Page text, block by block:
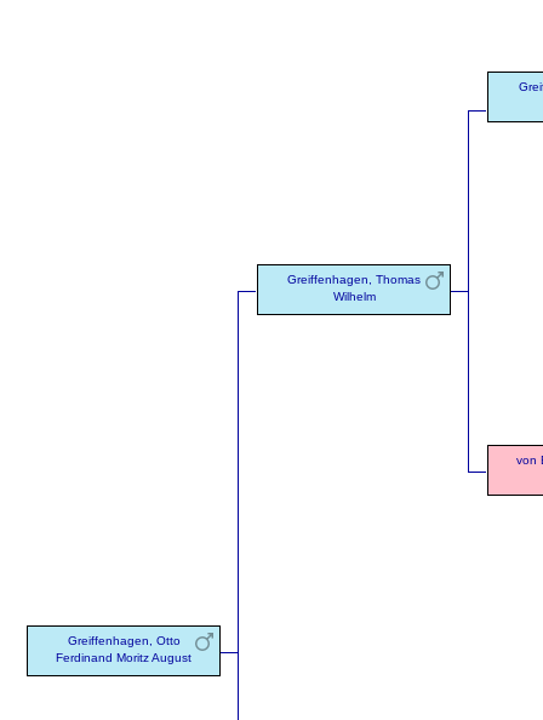
Greiffenhagen, Otto
Ferdinand Moritz August
Greiffenhagen, Thomas
Wilhelm
von